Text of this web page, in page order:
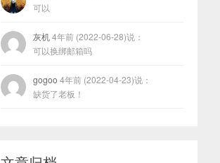
可以
灰机4年前 (2022-06-28)说：
可以换绑邮箱吗
gogoo 4年前 (2022-04-23)说：
缺货了老板！